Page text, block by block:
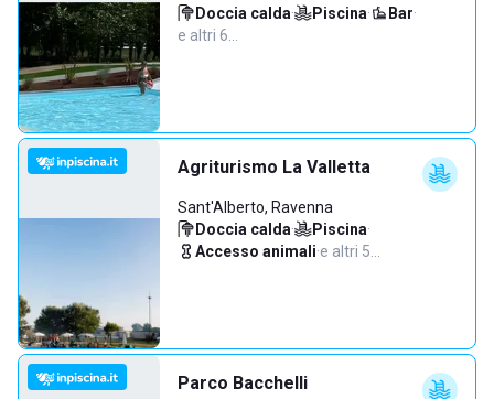
Doccia calda· Piscina· Bar·
e altri 6…
Agriturismo La Valletta
Sant'Alberto, Ravenna
Doccia calda· Piscina·
Accesso animali·e altri 5…
Parco Bacchelli